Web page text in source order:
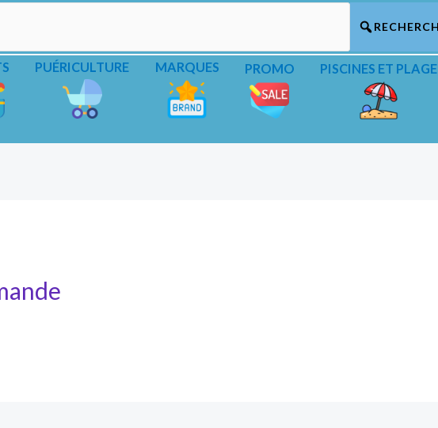
PUÉRICULTURE MARQUES PROMO PISCINES ET PLAGE